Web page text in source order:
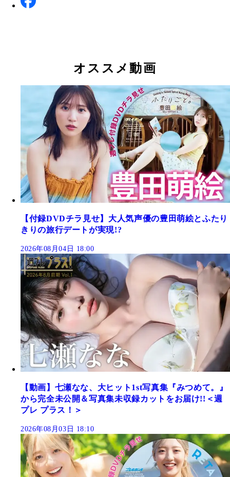
オススメ動画
【付録DVDチラ見せ】大人気声優の豊田萌絵とふたり
きりの旅行デートが実現!?
2026年08月04日 18:00
【動画】七瀬なな、大ヒット1st写真集『みつめて。』
から完全未公開＆写真集未収録カットをお届け!!＜週
プレ プラス！＞
2026年08月03日 18:10